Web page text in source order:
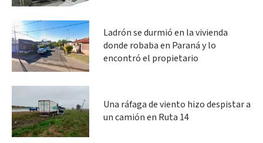
Ladrón se durmió en la vivienda
donde robaba en Paraná y lo
encontró el propietario
Una ráfaga de viento hizo despistar a
un camión en Ruta 14